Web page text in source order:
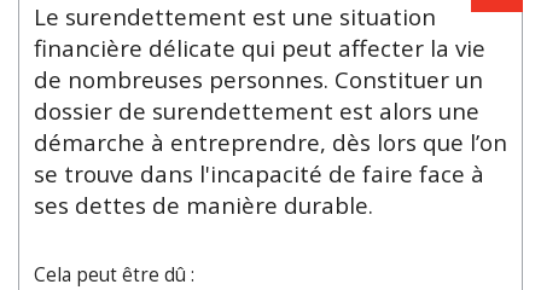
Le surendettement est une situation
financière délicate qui peut affecter la vie
de nombreuses personnes. Constituer un
dossier de surendettement est alors une
démarche à entreprendre, dès lors que l’on
se trouve dans l'incapacité de faire face à
ses dettes de manière durable.
Cela peut être dû :